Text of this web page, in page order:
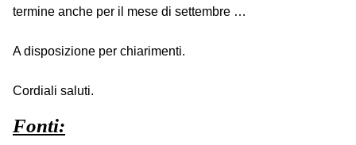
termine anche per il mese di settembre …
A disposizione per chiarimenti.
Cordiali saluti.
Fonti: